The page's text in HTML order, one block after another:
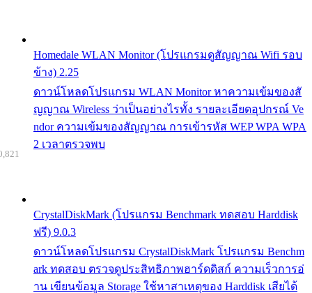
Homedale WLAN Monitor (โปรแกรมดูสัญญาณ Wifi รอบ
ข้าง) 2.25
ดาวน์โหลดโปรแกรม WLAN Monitor หาความเข้มของสั
ญญาณ Wireless ว่าเป็นอย่างไรทั้ง รายละเอียดอุปกรณ์ Ve
ndor ความเข้มของสัญญาณ การเข้ารหัส WEP WPA WPA
2 เวลาตรวจพบ
CrystalDiskMark (โปรแกรม Benchmark ทดสอบ Harddisk
ฟรี) 9.0.3
ดาวน์โหลดโปรแกรม CrystalDiskMark โปรแกรม Benchm
ark ทดสอบ ตรวจดูประสิทธิภาพฮาร์ดดิสก์ ความเร็วการอ่
าน เขียนข้อมูล Storage ใช้หาสาเหตุของ Harddisk เสียได้